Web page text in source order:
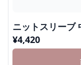
ニットスリーブ
¥4,420